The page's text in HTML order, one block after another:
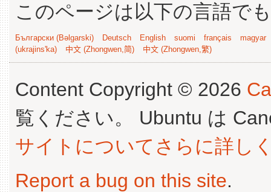
このページは以下の言語で
Български (Bəlgarski) Deutsch English suomi français
magyar
(ukrajins'ka)
中文 (Zhongwen,简) 中文 (Zhongwen,繁)
Content Copyright © 2026
覧ください。 Ubuntu は
サイトについてさらに詳し
Report a bug on this site.